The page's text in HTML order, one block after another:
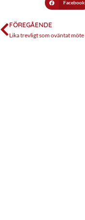
Facebook
FÖREGÅENDE
Lika trevligt som oväntat möte